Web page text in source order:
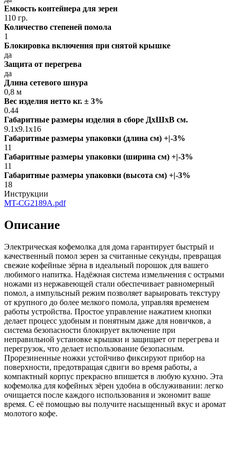
Емкость контейнера для зерен
110 гр.
Количество степеней помола
1
Блокировка включения при снятой крышке
да
Защита от перегрева
да
Длина сетевого шнура
0,8 м
Вес изделия нетто кг. ± 3%
0.44
Габаритные размеры изделия в сборе ДxШxВ см.
9.1x9.1x16
Габаритные размеры упаковки (длина см) +|-3%
11
Габаритные размеры упаковки (ширина см) +|-3%
11
Габаритные размеры упаковки (высота см) +|-3%
18
Инструкции
MT-CG2189A.pdf
Описание
Электрическая кофемолка для дома гарантирует быстрый и
качественный помол зерен за считанные секунды, превращая
свежие кофейные зёрна в идеальный порошок для вашего
любимого напитка. Надёжная система измельчения с острыми
ножами из нержавеющей стали обеспечивает равномерный
помол, а импульсный режим позволяет варьировать текстуру
от крупного до более мелкого помола, управляя временем
работы устройства. Простое управление нажатием кнопки
делает процесс удобным и понятным даже для новичков, а
система безопасности блокирует включение при
неправильной установке крышки и защищает от перегрева и
перегрузок, что делает использование безопасным.
Прорезиненные ножки устойчиво фиксируют прибор на
поверхности, предотвращая сдвиги во время работы, а
компактный корпус прекрасно впишется в любую кухню. Эта
кофемолка для кофейных зёрен удобна в обслуживании: легко
очищается после каждого использования и экономит ваше
время. С её помощью вы получите насыщенный вкус и аромат
молотого кофе.